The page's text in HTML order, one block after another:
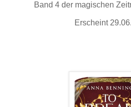
Band 4 der magischen
Erscheint